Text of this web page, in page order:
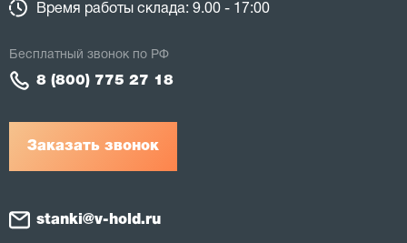
Время работы склада: 9.00 - 17:00
Заказать звонок
Бесплатный звонок по РФ
8 (800) 775 27 18
stanki@v-hold.ru